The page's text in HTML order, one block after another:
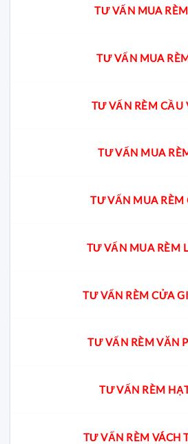
TƯ VẤN MUA
TƯ VẤN MUA
TƯ VẤN RÈM CẦU
TƯ VẤN MUA
TƯ VẤN MUA RÈM
TƯ VẤN MUA RÈM
TƯ VẤN RÈM CỬA
TƯ VẤN RÈM VĂN
TƯ VẤN RÈM
TƯ VẤN RÈM VÁCH